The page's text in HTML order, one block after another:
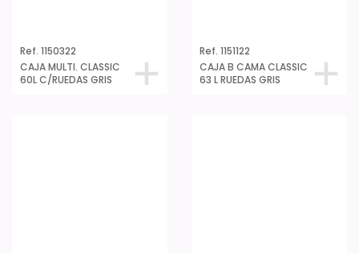
Ref. 1150322
CAJA MULTI. CLASSIC
60L C/RUEDAS GRIS
Ref. 1151122
CAJA B CAMA CLASSIC
63 L RUEDAS GRIS